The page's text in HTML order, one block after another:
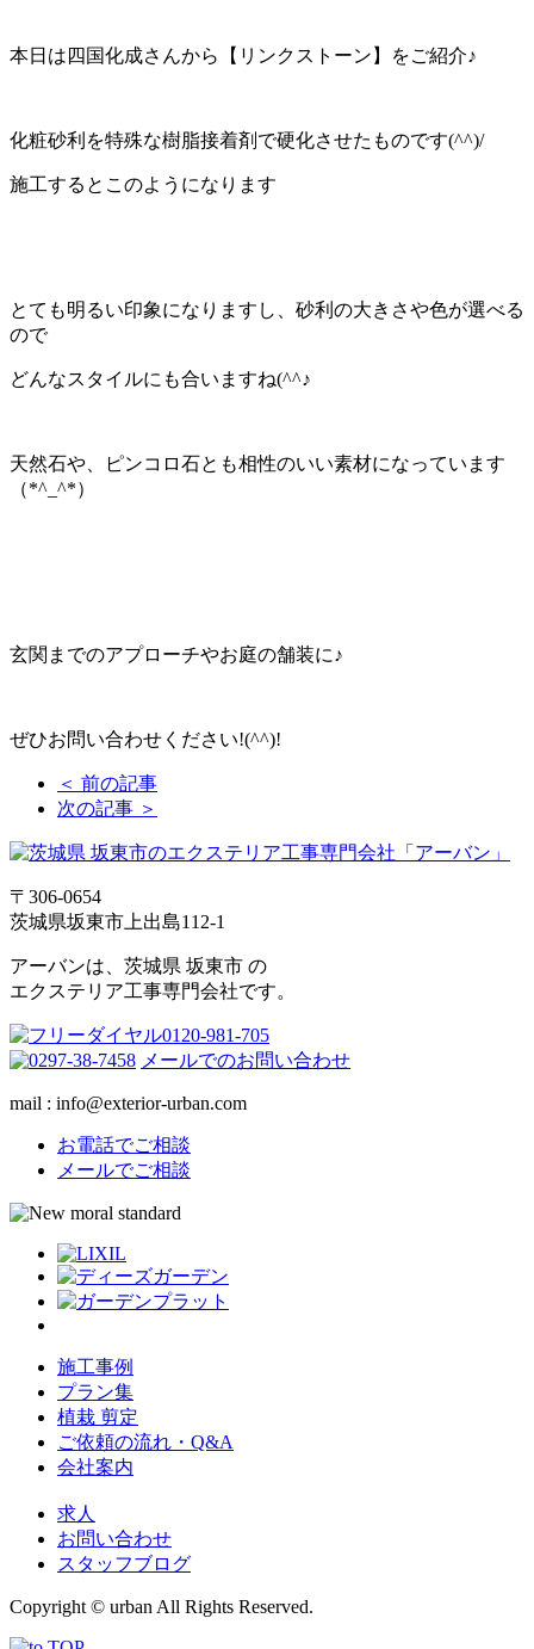
本日は四国化成さんから【リンクストーン】をご紹介♪
化粧砂利を特殊な樹脂接着剤で硬化させたものです(^^)/
施工するとこのようになります
とても明るい印象になりますし、砂利の大きさや色が選べる
ので
どんなスタイルにも合いますね(^^♪
天然石や、ピンコロ石とも相性のいい素材になっています
（*^_^*）
玄関までのアプローチやお庭の舗装に♪
ぜひお問い合わせください!(^^)!
＜ 前の記事
次の記事 ＞
〒306-0654
茨城県坂東市上出島112-1
アーバンは、茨城県 坂東市 の
エクステリア工事専門会社です。
メールでのお問い合わせ
mail : info@exterior-urban.com
お電話でご相談
メールでご相談
施工事例
プラン集
植栽 剪定
ご依頼の流れ・Q&A
会社案内
求人
お問い合わせ
スタッフブログ
Copyright © urban All Rights Reserved.